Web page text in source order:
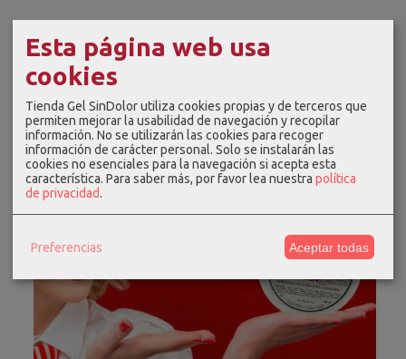
Esta página web usa
cookies
Tienda Gel SinDolor utiliza cookies propias y de terceros que
permiten mejorar la usabilidad de navegación y recopilar
información. No se utilizarán las cookies para recoger
información de carácter personal. Solo se instalarán las
cookies no esenciales para la navegación si acepta esta
característica. Para saber más, por favor lea nuestra política
de privacidad.
Preferencias Aceptar todas